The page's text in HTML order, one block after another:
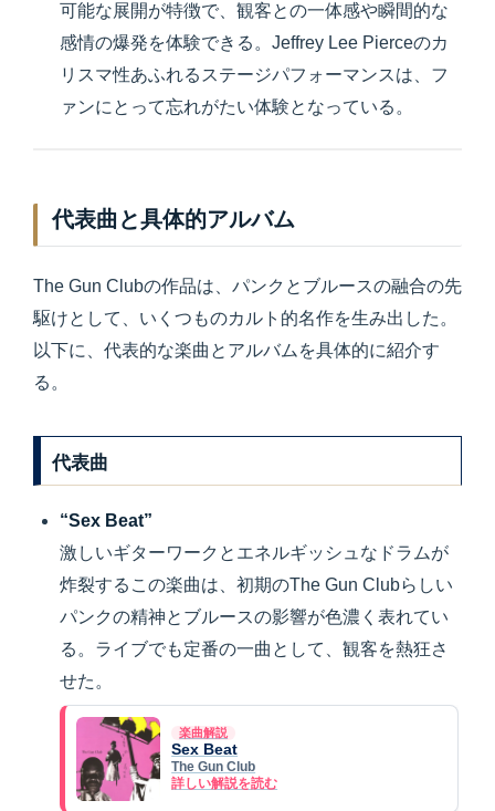
可能な展開が特徴で、観客との一体感や瞬間的な
感情の爆発を体験できる。Jeffrey Lee Pierceのカ
リスマ性あふれるステージパフォーマンスは、フ
ァンにとって忘れがたい体験となっている。
代表曲と具体的アルバム
The Gun Clubの作品は、パンクとブルースの融合の先
駆けとして、いくつものカルト的名作を生み出した。
以下に、代表的な楽曲とアルバムを具体的に紹介す
る。
代表曲
“Sex Beat”
激しいギターワークとエネルギッシュなドラムが
炸裂するこの楽曲は、初期のThe Gun Clubらしい
パンクの精神とブルースの影響が色濃く表れてい
る。ライブでも定番の一曲として、観客を熱狂さ
せた。
楽曲解説
Sex Beat
The Gun Club
詳しい解説を読む